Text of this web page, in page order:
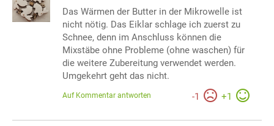
Das Wärmen der Butter in der Mikrowelle ist
nicht nötig. Das Eiklar schlage ich zuerst zu
Schnee, denn im Anschluss können die
Mixstäbe ohne Probleme (ohne waschen) für
die weitere Zubereitung verwendet werden.
Umgekehrt geht das nicht.
-1 +1
Auf Kommentar antworten